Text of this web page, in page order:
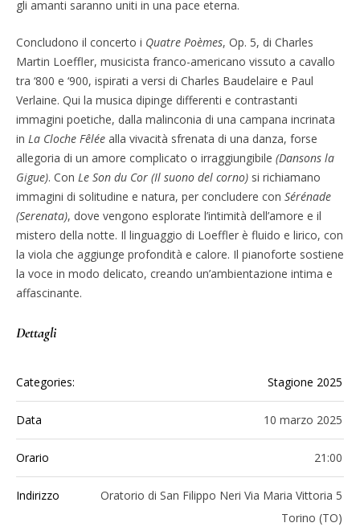
gli amanti saranno uniti in una pace eterna.
Concludono il concerto i Quatre Poèmes, Op. 5, di Charles
Martin Loeffler, musicista franco-americano vissuto a cavallo
tra ‘800 e ‘900, ispirati a versi di Charles Baudelaire e Paul
Verlaine. Qui la musica dipinge differenti e contrastanti
immagini poetiche, dalla malinconia di una campana incrinata
in La Cloche Fêléealla vivacità sfrenata di una danza, forse
allegoria di un amore complicato o irraggiungibile (Dansons la
Gigue). Con Le Son du Cor (Il suono del corno)si richiamano
immagini di solitudine e natura, per concludere con Sérénade
(Serenata), dove vengono esplorate l’intimità dell’amore e il
mistero della notte. Il linguaggio di Loeffler è fluido e lirico, con
la viola che aggiunge profondità e calore. Il pianoforte sostiene
la voce in modo delicato, creando un’ambientazione intima e
affascinante.
Dettagli
Categories: Stagione 2025
Data 10 marzo 2025
Orario 21:00
Indirizzo
Oratorio di San Filippo Neri Via Maria Vittoria 5
Torino (TO)